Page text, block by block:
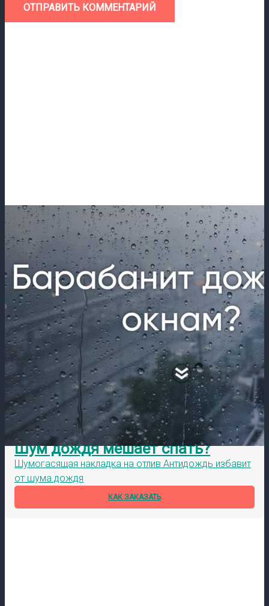
ОТПРАВИТЬ КОММЕНТАРИЙ
Шум дождя мешает спать?
Шумогасящая накладка на отлив Антидождь избавит
от шума дождя
КАК ЗАКАЗАТЬ